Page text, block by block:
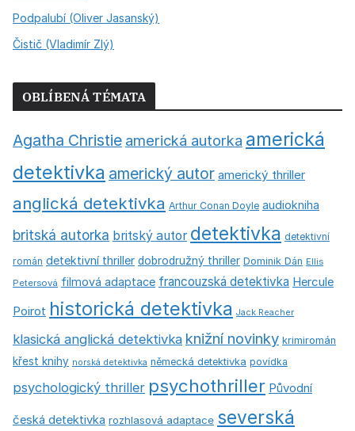
Podpalubí (Oliver Jasanský)
Čistič (Vladimír Zlý)
OBLÍBENÁ TÉMATA
Agatha Christie americká autorka americká
detektivka americký autor americký thriller
anglická detektivka Arthur Conan Doyle audiokniha
britská autorka britský autor detektivka detektivní
román detektivní thriller dobrodružný thriller Dominik Dán Ellis
Petersová filmová adaptace francouzská detektivka Hercule
Poirot historická detektivka Jack Reacher
klasická anglická detektivka knižní novinky krimiromán
křest knihy norská detektivka německá detektivka povídka
psychologický thriller psychothriller Původní
česká detektivka rozhlasová adaptace severská